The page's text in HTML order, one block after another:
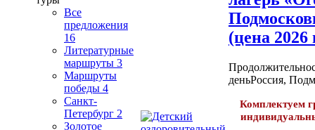
Все
предложения
16
Литературные
маршруты 3
Маршруты
победы 4
Санкт-
Петербург 2
Золотое
(цена 2026
деньРоссия,
Комплектуем